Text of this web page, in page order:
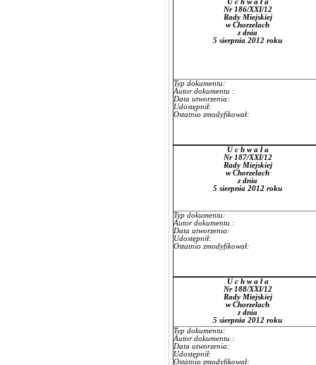
U c h w a ł a
Nr 186/XXI/12
Rady Miejskiej
w Chorzelach
z dnia
5 sierpnia 2012 roku
Typ dokumentu:
Autor dokumentu :
Data utworzenia:
Udostępnił:
Ostatnio zmodyfikował:
U c h w a ł a
Nr 187/XXI/12
Rady Miejskiej
w Chorzelach
z dnia
5 sierpnia 2012 roku
Typ dokumentu:
Autor dokumentu :
Data utworzenia:
Udostępnił:
Ostatnio zmodyfikował:
U c h w a ł a
Nr 188/XXI/12
Rady Miejskiej
w Chorzelach
z dnia
5 sierpnia 2012 roku
Typ dokumentu:
Autor dokumentu :
Data utworzenia:
Udostępnił:
Ostatnio zmodyfikował: